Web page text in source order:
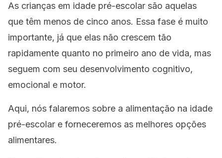
As crianças em idade pré-escolar são aquelas
que têm menos de cinco anos. Essa fase é muito
importante, já que elas não crescem tão
rapidamente quanto no primeiro ano de vida, mas
seguem com seu desenvolvimento cognitivo,
emocional e motor.
Aqui, nós falaremos sobre a alimentação na idade
pré-escolar e forneceremos as melhores opções
alimentares.